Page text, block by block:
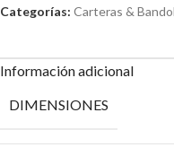
Categorías: Carteras &
Información adicional
DIMENSIONES